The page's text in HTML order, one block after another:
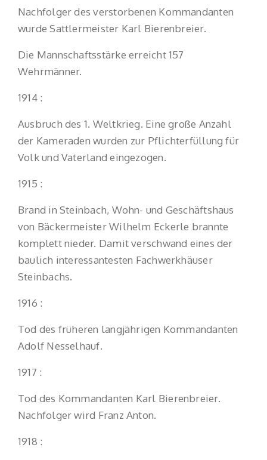
Nachfolger des verstorbenen Kommandanten
wurde Sattlermeister Karl Bierenbreier.
Die Mannschaftsstärke erreicht 157
Wehrmänner.
1914 :
Ausbruch des 1. Weltkrieg. Eine große Anzahl
der Kameraden wurden zur Pflichterfüllung für
Volk und Vaterland eingezogen.
1915 :
Brand in Steinbach, Wohn- und Geschäftshaus
von Bäckermeister Wilhelm Eckerle brannte
komplett nieder. Damit verschwand eines der
baulich interessantesten Fachwerkhäuser
Steinbachs.
1916 :
Tod des früheren langjährigen Kommandanten
Adolf Nesselhauf.
1917 :
Tod des Kommandanten Karl Bierenbreier.
Nachfolger wird Franz Anton.
1918 :